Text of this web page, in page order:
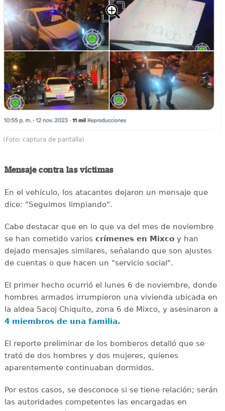
(Foto: captura de pantalla)
Mensaje contra las víctimas
En el vehículo, los atacantes dejaron un mensaje que
dice: "Seguimos limpiando".
Cabe destacar que en lo que va del mes de noviembre
se han cometido varios crímenes en Mixcoy han
dejado mensajes similares, señalando que son ajustes
de cuentas o que hacen un "servicio social".
El primer hecho ocurrió el lunes 6 de noviembre, donde
hombres armados irrumpieron una vivienda ubicada en
la aldea Sacoj Chiquito, zona 6 de Mixco, y asesinaron a
4 miembros de una familia.
El reporte preliminar de los bomberos detalló que se
trató de dos hombres y dos mujeres, quienes
aparentemente continuaban dormidos.
Por estos casos, se desconoce si se tiene relación; serán
las autoridades competentes las encargadas en